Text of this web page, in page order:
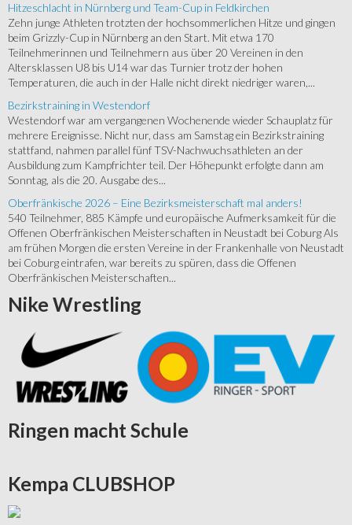
Hitzeschlacht in Nürnberg und Team-Cup in Feldkirchen
Zehn junge Athleten trotzten der hochsommerlichen Hitze und gingen
beim Grizzly-Cup in Nürnberg an den Start. Mit etwa 170
Teilnehmerinnen und Teilnehmern aus über 20 Vereinen in den
Altersklassen U8 bis U14 war das Turnier trotz der hohen
Temperaturen, die auch in der Halle nicht direkt niedriger waren,...
Bezirkstraining in Westendorf
Westendorf war am vergangenen Wochenende wieder Schauplatz für
mehrere Ereignisse. Nicht nur, dass am Samstag ein Bezirkstraining
stattfand, nahmen parallel fünf TSV-Nachwuchsathleten an der
Ausbildung zum Kampfrichter teil. Der Höhepunkt erfolgte dann am
Sonntag, als die 20. Ausgabe des...
Oberfränkische 2026 – Eine Bezirksmeisterschaft mal anders!
540 Teilnehmer, 885 Kämpfe und europäische Aufmerksamkeit für die
Offenen Oberfränkischen Meisterschaften in Neustadt bei Coburg Als
am frühen Morgen die ersten Vereine in der Frankenhalle von Neustadt
bei Coburg eintrafen, war bereits zu spüren, dass die Offenen
Oberfränkischen Meisterschaften...
Nike Wrestling
Ringen macht Schule
Kempa CLUBSHOP